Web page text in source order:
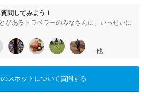
問してみよう！
があるトラベラーのみなさんに、いっせいに
…他
のスポットについて質問する